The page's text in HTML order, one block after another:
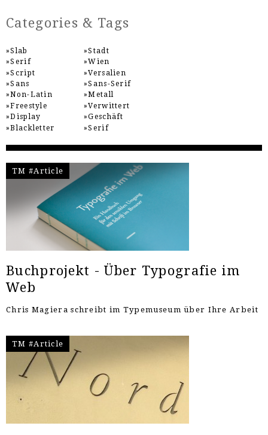
Categories & Tags
Slab
Serif
Script
Sans
Non-Latin
Freestyle
Display
Blackletter
Stadt
Wien
Versalien
Sans-Serif
Metall
Verwittert
Geschäft
Serif
TM #Article
Buchprojekt - Über Typografie im
Web
Chris Magiera schreibt im Typemuseum über Ihre Arbeit
TM #Article